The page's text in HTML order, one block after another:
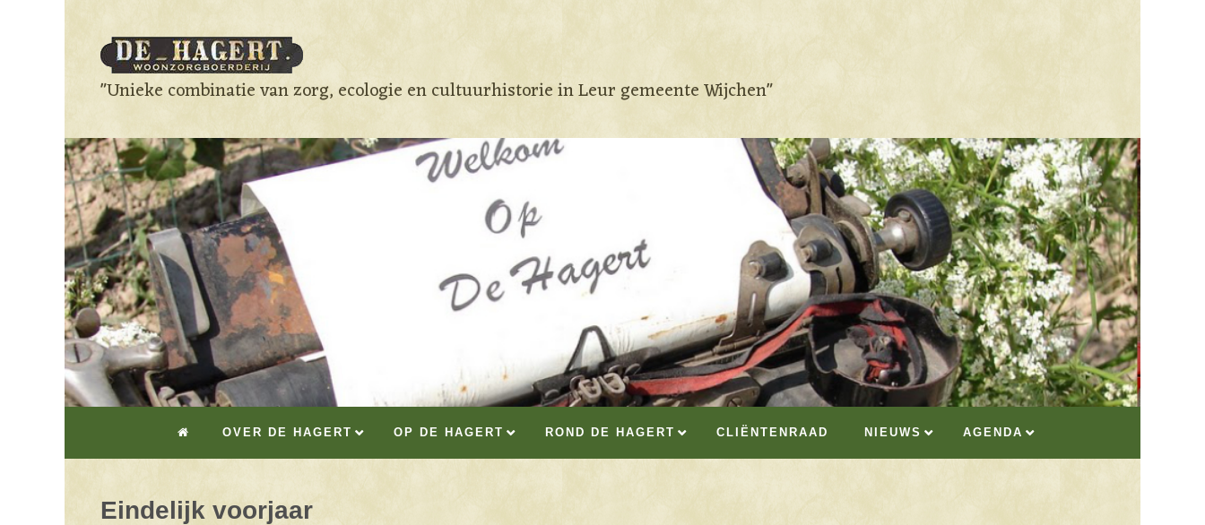
"Unieke combinatie van zorg, ecologie en cultuurhistorie in Leur gemeente Wijchen"
OVER DE HAGERT OP DE HAGERT ROND DE HAGERT CLIËNTENRAAD NIEUWS AGENDA
Eindelijk voorjaar